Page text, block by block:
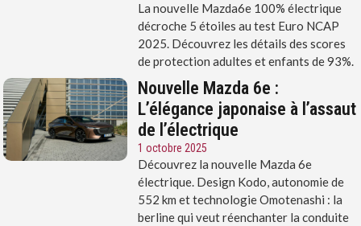
La nouvelle Mazda6e 100% électrique
décroche 5 étoiles au test Euro NCAP
2025. Découvrez les détails des scores
de protection adultes et enfants de 93%.
Nouvelle Mazda 6e :
L’élégance japonaise à l’assaut
de l’électrique
1 octobre 2025
Découvrez la nouvelle Mazda 6e
électrique. Design Kodo, autonomie de
552 km et technologie Omotenashi : la
berline qui veut réenchanter la conduite